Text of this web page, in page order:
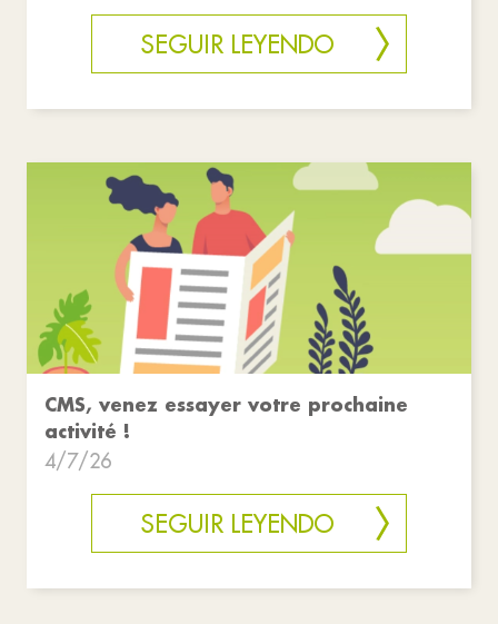
SEGUIR LEYENDO
CMS, venez essayer votre prochaine
activité !
4/7/26
SEGUIR LEYENDO